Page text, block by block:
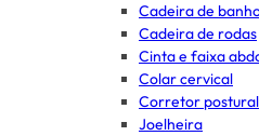
Cadeira de
Cadeira de rodas
Cinta e faixa
Colar cervical
Corretor postural
Joelheira